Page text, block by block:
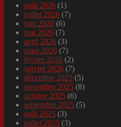
août 2026 (1)
juillet 2026 (7)
juin 2026 (6)
mai 2026 (7)
avril 2026 (3)
mars 2026 (7)
février 2026 (2)
janvier 2026 (7)
décembre 2025 (5)
novembre 2025 (8)
octobre 2025 (6)
septembre 2025 (5)
août 2025 (3)
juillet 2025 (3)